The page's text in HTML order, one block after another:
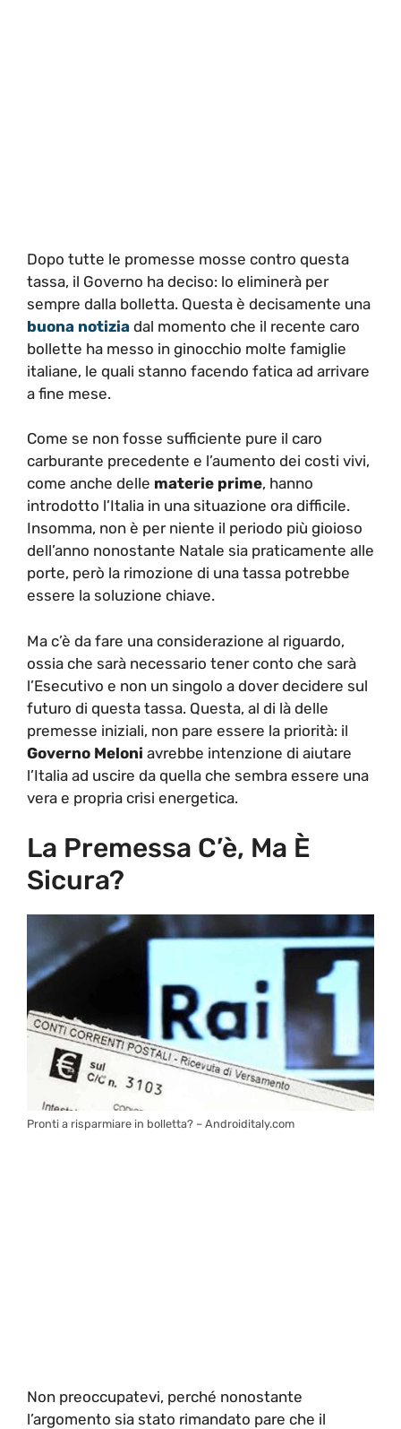
Dopo tutte le promesse mosse contro questa
tassa, il Governo ha deciso: lo eliminerà per
sempre dalla bolletta. Questa è decisamente una
buona notizia dal momento che il recente caro
bollette ha messo in ginocchio molte famiglie
italiane, le quali stanno facendo fatica ad arrivare
a fine mese.
Come se non fosse sufficiente pure il caro
carburante precedente e l’aumento dei costi vivi,
come anche delle materie prime, hanno
introdotto l’Italia in una situazione ora difficile.
Insomma, non è per niente il periodo più gioioso
dell’anno nonostante Natale sia praticamente alle
porte, però la rimozione di una tassa potrebbe
essere la soluzione chiave.
Ma c’è da fare una considerazione al riguardo,
ossia che sarà necessario tener conto che sarà
l’Esecutivo e non un singolo a dover decidere sul
futuro di questa tassa. Questa, al di là delle
premesse iniziali, non pare essere la priorità: il
Governo Meloni avrebbe intenzione di aiutare
l’Italia ad uscire da quella che sembra essere una
vera e propria crisi energetica.
La Premessa C’è, Ma È
Sicura?
Pronti a risparmiare in bolletta? – Androiditaly.com
Non preoccupatevi, perché nonostante
l’argomento sia stato rimandato pare che il